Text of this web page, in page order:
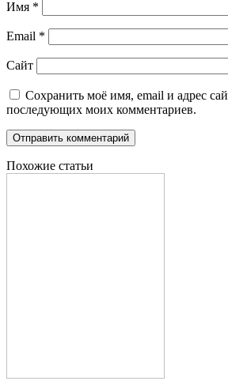
Имя *
Email *
Сайт
Сохранить моё имя, email и адрес
последующих моих комментариев.
Похожие статьи